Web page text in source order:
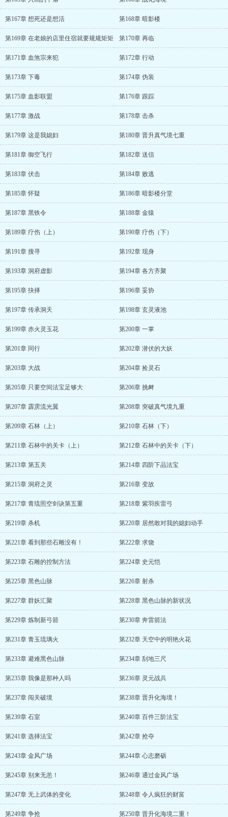
第167章 想死还是想活 第168章 暗影楼
第169章 在老娘的店里住宿就要规规矩矩 第170章 再临
第171章 血煞宗来犯 第172章 行动
第173章 下毒 第174章 伪装
第175章 血影联盟 第176章 跟踪
第177章 激战 第178章 击杀
第179章 这是我媳妇 第180章 晋升真气境七重
第181章 御空飞行 第182章 送信
第183章 伏击 第184章 败逃
第185章 怀疑 第186章 暗影楼分堂
第187章 黑铁令 第188章 金猿
第189章 疗伤（上） 第190章 疗伤（下）
第191章 搜寻 第192章 现身
第193章 洞府虚影 第194章 各方齐聚
第195章 抉择 第196章 妥协
第197章 传承洞天 第198章 玄灵液池
第199章 赤火灵玉花 第200章 一掌
第201章 同行 第202章 潜伏的大妖
第203章 大战 第204章 捡灵石
第205章 只要空间法宝足够大 第206章 挑衅
第207章 霹雳流光翼 第208章 突破真气境九重
第209章 石林（上） 第210章 石林（下）
第211章 石林中的关卡（上） 第212章 石林中的关卡（下）
第213章 第五关 第214章 四阶下品法宝
第215章 洞府之灵 第216章 变故
第217章 青琉照空剑诀第五重 第218章 紫羽疾雷弓
第219章 杀机 第220章 居然敢对我的媳妇动手
第221章 看到那些石雕没有！ 第222章 求饶
第223章 石雕的控制方法 第224章 史元恺
第225章 黑色山脉 第226章 射杀
第227章 群妖汇聚 第228章 黑色山脉的新状况
第229章 炼制新弓箭 第230章 奔雷箭法
第231章 青玉琉璃火 第232章 天空中的明艳火花
第233章 避难黑色山脉 第234章 刮地三尺
第235章 我像是那种人吗 第236章 灵元战兵
第237章 闯关破境 第238章 晋升化海境！
第239章 石室 第240章 百件三阶法宝
第241章 选择法宝 第242章 抢夺
第243章 金风广场 第244章 心志磨砺
第245章 别来无恙！ 第246章 通过金风广场
第247章 无上武体的变化 第248章 令人疯狂的财富
第249章 争抢 第250章 晋升化海境二重！